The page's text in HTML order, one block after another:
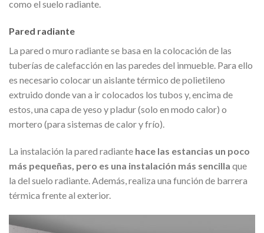
como el suelo radiante.
Pared radiante
La pared o muro radiante se basa en la colocación de las
tuberías de calefacción en las paredes del inmueble. Para ello
es necesario colocar un aislante térmico de polietileno
extruido donde van a ir colocados los tubos y, encima de
estos, una capa de yeso y pladur (solo en modo calor) o
mortero (para sistemas de calor y frío).
La instalación la pared radiante hace las estancias un poco
más pequeñas, pero es una instalación más sencilla que
la del suelo radiante. Además, realiza una función de barrera
térmica frente al exterior.